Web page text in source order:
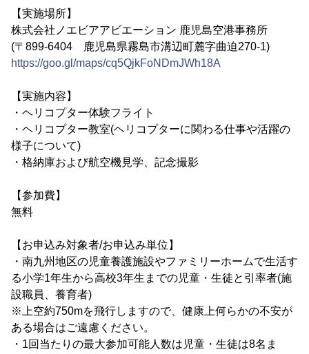
【実施場所】
株式会社ノエビアアビエーション 鹿児島空港事務所
(〒899-6404 鹿児島県霧島市溝辺町麓字曲迫270-1)
https://goo.gl/maps/cq5QjkFoNDmJWh18A
【実施内容】
・ヘリコプター体験フライト
・ヘリコプター教室(ヘリコプターに関わる仕事や活躍の
様子について)
・格納庫および航空機見学、記念撮影
【参加費】
無料
【お申込み対象者/お申込み単位】
・南九州地区の児童養護施設やファミリーホームで生活す
る小学1年生から高校3年生までの児童・生徒と引率者(施
設職員、養育者)
※上空約750mを飛行しますので、健康上何らかの不安が
ある場合はご遠慮ください。
・1回当たりの最大参加可能人数は児童・生徒は8名ま